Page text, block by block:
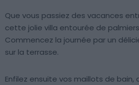
Que vous passiez des vacances
cette jolie villa entourée de
Commencez la journée par un
sur la terrasse.
Enfilez ensuite vos maillots de bain,